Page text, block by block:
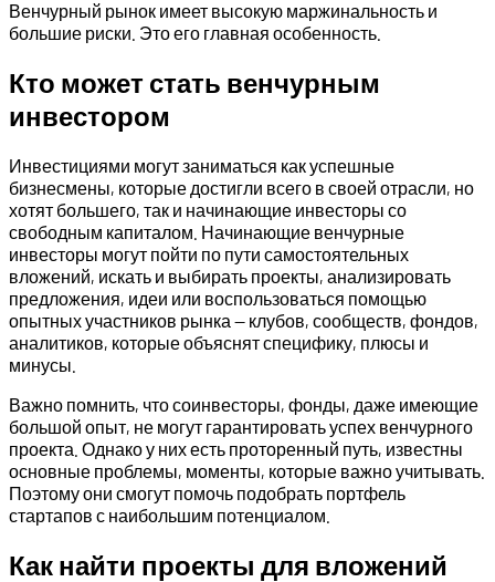
Венчурный рынок имеет высокую маржинальность и
большие риски. Это его главная особенность.
Кто может стать венчурным
инвестором
Инвестициями могут заниматься как успешные
бизнесмены, которые достигли всего в своей отрасли, но
хотят большего, так и начинающие инвесторы со
свободным капиталом. Начинающие венчурные
инвесторы могут пойти по пути самостоятельных
вложений, искать и выбирать проекты, анализировать
предложения, идеи или воспользоваться помощью
опытных участников рынка — клубов, сообществ, фондов,
аналитиков, которые объяснят специфику, плюсы и
минусы.
Важно помнить, что соинвесторы, фонды, даже имеющие
большой опыт, не могут гарантировать успех венчурного
проекта. Однако у них есть проторенный путь, известны
основные проблемы, моменты, которые важно учитывать.
Поэтому они смогут помочь подобрать портфель
стартапов с наибольшим потенциалом.
Как найти проекты для вложений